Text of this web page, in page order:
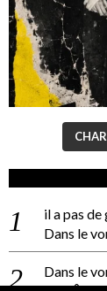
il a pas
Dans le
Dans le